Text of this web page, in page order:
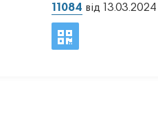
11084 від 13.03.2024